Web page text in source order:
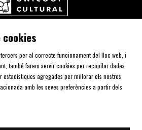
80 (Plaça de Cal Font)
Telf. 93 805 00 75
I POLÍTICA DE PRIVACITAT
per al correcte funcionament del lloc web, i
també farem servir cookies per recopilar dades
estadístiques agregades per millorar els nostres
amb les seves preferències a partir dels